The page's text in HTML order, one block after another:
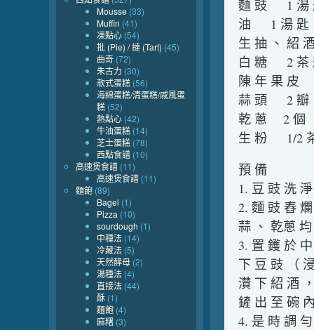
麵 豉 1 湯
油 1 湯 匙
生 抽 、 紹
白 糖 2 茶
陳 年 果 皮
蒜 頭 2 瓣
乾 蔥 2 個
生 粉 1/2
預 備
1. 豆 豉 洗
2. 麵 豉 舂
蒜 、 乾蔥
3. 置 鑊 於
下 豆 豉 （
灒 下 紹 酒
鏟 出 至 碗
4. 是 時 調
Mousse (33)
Muffin (41)
凍點心 (54)
批 (Pie) / 撻 (Tart) (45)
曲奇 (72)
朱古力 (30)
款式蛋糕 (56)
海綿蛋糕/清蛋糕/戚風蛋
糕 (52)
熱點心 (42)
牛油蛋糕 (14)
芝士蛋糕 (78)
西點食譜 (10)
高速煲食譜 (11)
高速煲食譜 (11)
麵飽 (89)
Bagel (1)
Pizza (10)
sourdough (1)
中種法 (14)
冷藏法 (5)
天然酵母 (2)
湯種法 (4)
直接法 (44)
酥 (1)
麵飽 (4)
麻糬 (3)